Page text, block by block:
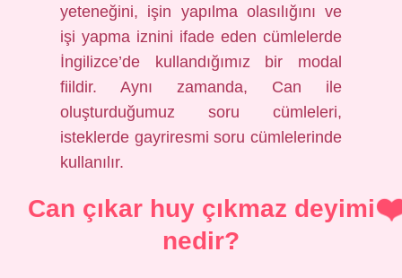
yeteneğini, işin yapılma olasılığını ve
işi yapma iznini ifade eden cümlelerde
İngilizce’de kullandığımız bir modal
fiildir. Aynı zamanda, Can ile
oluşturduğumuz soru cümleleri,
isteklerde gayriresmi soru cümlelerinde
kullanılır.
Can çıkar huy çıkmaz deyimi
nedir?